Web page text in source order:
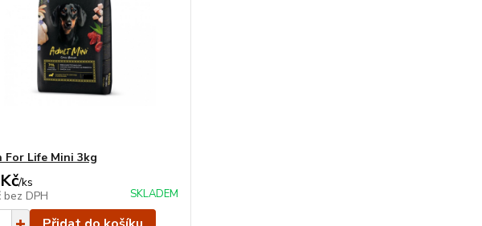
For Life Mini 3kg
/ks
bez DPH SKLADEM